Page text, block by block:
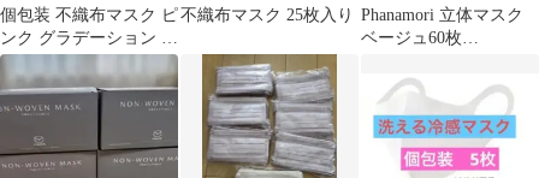
個包装 不織布マスク ピ
ンク グラデーション 衛
生用品 26枚
不織布マスク 25枚入り Phanamori 立体マスク
ベージュ60枚